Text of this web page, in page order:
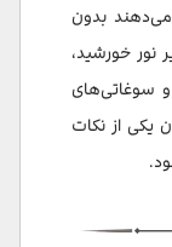
بدون
نور خورشید،
سوغاتی‌های
یکی از نکات